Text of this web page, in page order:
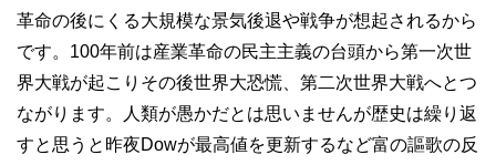
革命の後にくる大規模な景気後退や戦争が想起されるから
です。100年前は産業革命の民主主義の台頭から第一次世
界大戦が起こりその後世界大恐慌、第二次世界大戦へとつ
ながります。人類が愚かだとは思いませんが歴史は繰り返
すと思うと昨夜Dowが最高値を更新するなど富の謳歌の反